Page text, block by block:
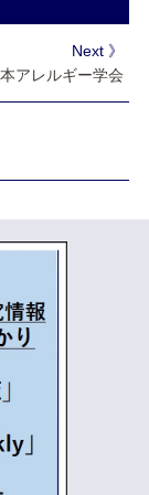
Next 》
アレルギー学会